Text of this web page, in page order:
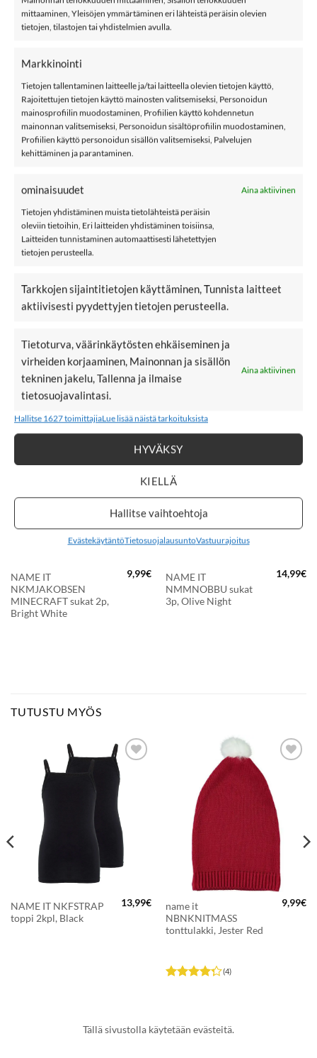
mittaaminen, Yleisöjen ymmärtäminen eri lähteistä peräisin olevien
tietojen, tilastojen tai yhdistelmien avulla.
Markkinointi
Tietojen tallentaminen laitteelle ja/tai laitteella olevien tietojen käyttö,
Rajoitettujen tietojen käyttö mainosten valitsemiseksi, Personoidun
mainosprofiilin muodostaminen, Profiilien käyttö kohdennetun
mainonnan valitsemiseksi, Personoidun sisältöprofiilin muodostaminen,
Profiilien käyttö personoidun sisällön valitsemiseksi, Palvelujen
kehittäminen ja parantaminen.
ominaisuudet Aina aktiivinen
Tietojen yhdistäminen muista tietolähteistä peräisin
oleviin tietoihin, Eri laitteiden yhdistäminen toisiinsa,
Laitteiden tunnistaminen automaattisesti lähetettyjen
tietojen perusteella.
Tarkkojen sijaintitietojen käyttäminen, Tunnista laitteet
aktiivisesti pyydettyjen tietojen perusteella.
Tietoturva, väärinkäytösten ehkäiseminen ja
virheiden korjaaminen, Mainonnan ja sisällön
tekninen jakelu, Tallenna ja ilmaise
tietosuojavalintasi.
Aina aktiivinen
Hallitse 1627 toimittajiaLue lisää näistä tarkoituksista
HYVÄKSY
KIELLÄ
Hallitse vaihtoehtoja
EvästekäytäntöTietosuojalausuntoVastuurajoitus
KUVAUS
NAME IT NMMWAK merinovillaiset sukat
4 paria, Mulled Basil
Name it NMMWAK on lasten merinovillaiset sukat.
kahdet yksiväriset.
Materiaali: 50% merinovillaa, 30% puuvillaa, 17% polyamidia ja 3%
elastaania
Hoito: 30 °C konepesu
Villavaatteet
Kokotaulukko
Lisää sukkia
NAME IT
NKMJAKOBSEN
MINECRAFT sukat 2p,
Bright White
9,99€
NAME IT
NMMNOBBU sukat
3p, Olive Night
14,99€
TUTUSTU MYÖS
SUOSIKKEIHIN
NAME IT NKFSTRAP
toppi 2kpl, Black
13,99€
LISÄÄ
SUOSIKKEIHIN
name it
NBNKNITMASS
tonttulakki, Jester Red
(4)
9,99€
Tällä sivustolla käytetään evästeitä.